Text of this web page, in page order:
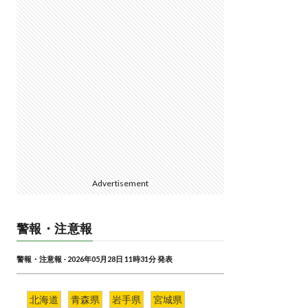
Advertisement
警報・注意報
警報・注意報 - 2026年05月28日 11時31分 発表
北海道 青森県 岩手県
宮城県